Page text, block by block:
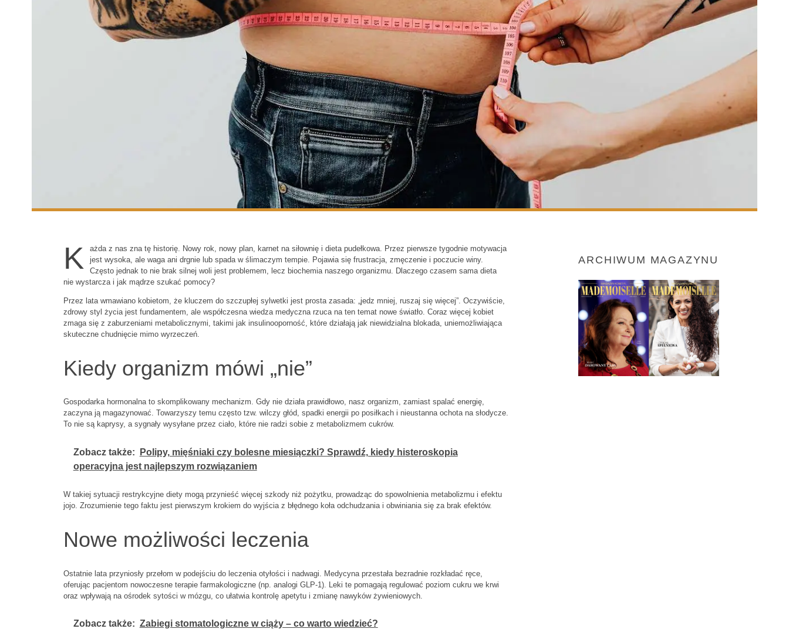
K
ażda z nas zna tę historię. Nowy rok, nowy plan, karnet na siłownię i dieta pudełkowa. Przez pierwsze tygodnie motywacja
jest wysoka, ale waga ani drgnie lub spada w ślimaczym tempie. Pojawia się frustracja, zmęczenie i poczucie winy.
Często jednak to nie brak silnej woli jest problemem, lecz biochemia naszego organizmu. Dlaczego czasem sama dieta
nie wystarcza i jak mądrze szukać pomocy?
Przez lata wmawiano kobietom, że kluczem do szczupłej sylwetki jest prosta zasada: „jedz mniej, ruszaj się więcej”. Oczywiście,
zdrowy styl życia jest fundamentem, ale współczesna wiedza medyczna rzuca na ten temat nowe światło. Coraz więcej kobiet
zmaga się z zaburzeniami metabolicznymi, takimi jak insulinooporność, które działają jak niewidzialna blokada, uniemożliwiająca
skuteczne chudnięcie mimo wyrzeczeń.
Kiedy organizm mówi „nie”
Gospodarka hormonalna to skomplikowany mechanizm. Gdy nie działa prawidłowo, nasz organizm, zamiast spalać energię,
zaczyna ją magazynować. Towarzyszy temu często tzw. wilczy głód, spadki energii po posiłkach i nieustanna ochota na słodycze.
To nie są kaprysy, a sygnały wysyłane przez ciało, które nie radzi sobie z metabolizmem cukrów.
Zobacz także:
Polipy, mięśniaki czy bolesne miesiączki? Sprawdź, kiedy histeroskopia
operacyjna jest najlepszym rozwiązaniem
W takiej sytuacji restrykcyjne diety mogą przynieść więcej szkody niż pożytku, prowadząc do spowolnienia metabolizmu i efektu
jojo. Zrozumienie tego faktu jest pierwszym krokiem do wyjścia z błędnego koła odchudzania i obwiniania się za brak efektów.
Nowe możliwości leczenia
Ostatnie lata przyniosły przełom w podejściu do leczenia otyłości i nadwagi. Medycyna przestała bezradnie rozkładać ręce,
oferując pacjentom nowoczesne terapie farmakologiczne (np. analogi GLP-1). Leki te pomagają regulować poziom cukru we krwi
oraz wpływają na ośrodek sytości w mózgu, co ułatwia kontrolę apetytu i zmianę nawyków żywieniowych.
Zobacz także: Zabiegi stomatologiczne w ciąży – co warto wiedzieć?
ARCHIWUM MAGAZYNU